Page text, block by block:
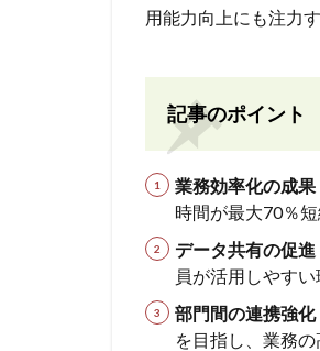
用能力向上にも注力
記事のポイント
業務効率化の成果
時間が最大70％短
データ共有の促進
員が活用しやすい
部門間の連携強化
を目指し、業務の